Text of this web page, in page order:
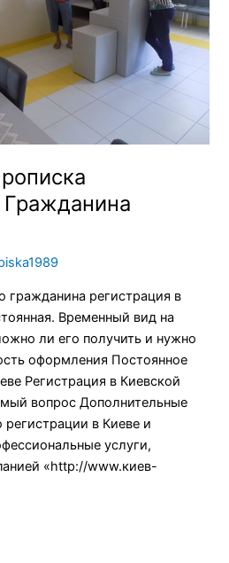
Гражданина
гражданина регистрация в
Временный вид на
ли его получить и нужно
оформления Постоянное
Регистрация в Киевской
вопрос Дополнительные
регистрации в Киеве и
услуги,
«http://www.киев-